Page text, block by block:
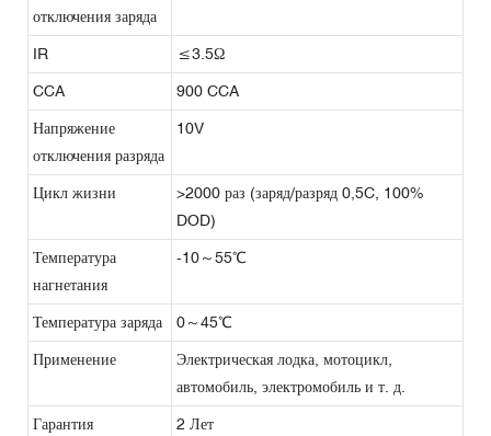
отключения заряда
IR ≤3.5Ω
CCA 900 CCA
Напряжение
отключения разряда
10V
Цикл жизни
>2000 раз (заряд/разряд 0,5C, 100%
DOD)
Температура
нагнетания
-10～55℃
Температура заряда 0～45℃
Применение
Электрическая лодка, мотоцикл,
автомобиль, электромобиль и т. д.
Гарантия 2 Лет